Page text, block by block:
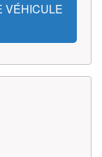
VÉHICULE